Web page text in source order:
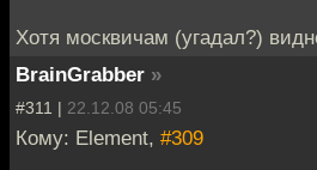
Хотя москвичам (угадал?)
BrainGrabber »
#311 | 22.12.08 05:45
Кому: Element, #309